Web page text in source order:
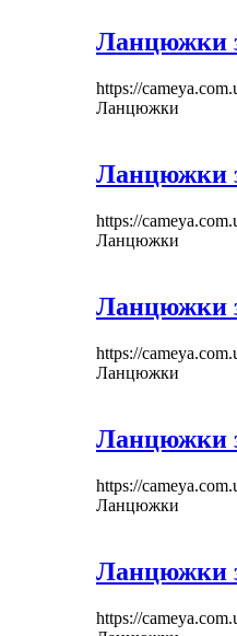
Ланцюжки
https://
Ланцюжки
Ланцюжки
https://
Ланцюжки
Ланцюжки
https://
Ланцюжки
Ланцюжки
https://
Ланцюжки
Ланцюжки
https://